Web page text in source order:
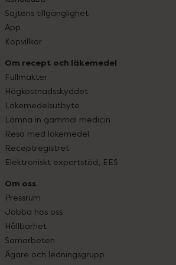
Sajtens tillgänglighet
App
Köpvillkor
Om recept och läkemedel
Fullmakter
Högkostnadsskyddet
Läkemedelsutbyte
Lämna in gammal medicin
Resa med läkemedel
Receptregistret
Elektroniskt expertstöd, EES
Om oss
Pressrum
Jobba hos oss
Hållbarhet
Samarbeten
Ägare och ledningsgrupp